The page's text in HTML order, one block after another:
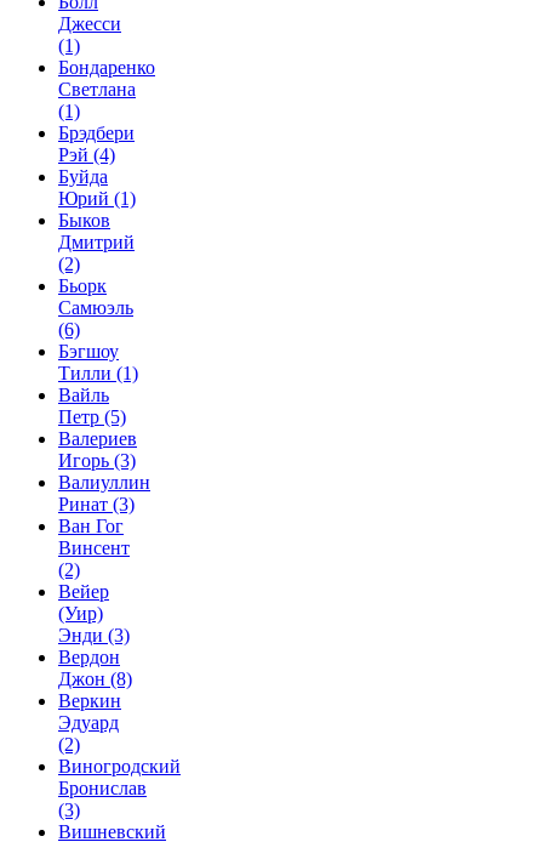
Джесси
(1)
Бондаренко
Светлана
(1)
Брэдбери
Рэй (4)
Буйда
Юрий (1)
Быков
Дмитрий
(2)
Бьорк
Самюэль
(6)
Бэгшоу
Тилли (1)
Вайль
Петр (5)
Валериев
Игорь (3)
Валиуллин
Ринат (3)
Ван Гог
Винсент
(2)
Вейер
(Уир)
Энди (3)
Вердон
Джон (8)
Веркин
Эдуард
(2)
Виногродский
Бронислав
(3)
Вишневский